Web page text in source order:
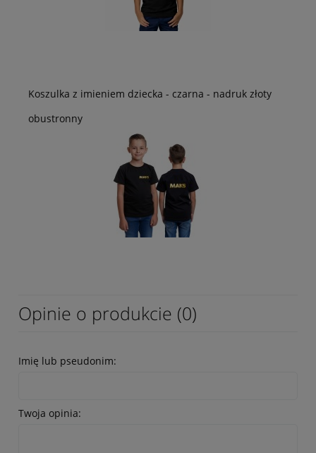
Koszulka z imieniem dziecka - czarna - nadruk złoty
obustronny
Opinie o produkcie (0)
Imię lub pseudonim:
Twoja opinia: